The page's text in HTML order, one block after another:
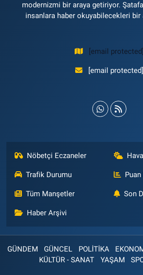
modernizmi bir araya getiriyor.
insanlara haber okuyabilecekleri bir
[email protected]
[email protected]
Nöbetçi Eczaneler
Trafik Durumu
Tüm Manşetler Son
Haber Arşivi
GÜNDEM GÜNCEL POLİTİKA
KÜLTÜR - SANAT
YAŞAM